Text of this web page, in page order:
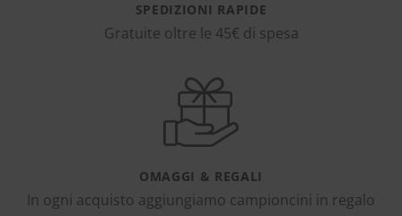
SPEDIZIONI RAPIDE
Gratuite oltre le 45€ di spesa
OMAGGI & REGALI
In ogni acquisto aggiungiamo campioncini in regalo